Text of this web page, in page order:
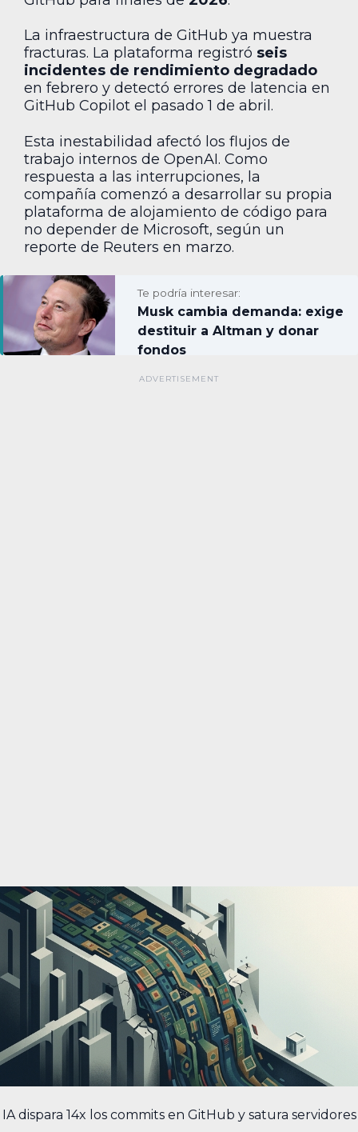
La infraestructura de GitHub ya muestra
fracturas. La plataforma registró seis
incidentes de rendimiento degradado
en febrero y detectó errores de latencia en
GitHub Copilot el pasado 1 de abril.
Esta inestabilidad afectó los flujos de
trabajo internos de OpenAI. Como
respuesta a las interrupciones, la
compañía comenzó a desarrollar su propia
plataforma de alojamiento de código para
no depender de Microsoft, según un
reporte de Reuters en marzo.
Te podría interesar:
Musk cambia demanda: exige
destituir a Altman y donar
fondos
IA dispara 14x los commits en GitHub y satura servidores